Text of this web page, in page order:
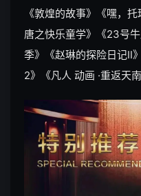
《敦煌的故事》《嘿，
唐之快乐童学》《23号
季》《赵琳的探险日记Ⅱ
2》《凡人 动画 ·重返天南